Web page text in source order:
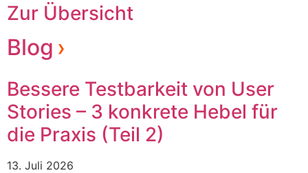
Zur Übersicht
Blog
Bessere Testbarkeit von User
Stories – 3 konkrete Hebel für
die Praxis (Teil 2)
13. Juli 2026